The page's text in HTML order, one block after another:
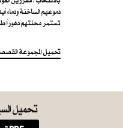
دموعهم الساخنة ودماء
تستمر محنتهم دهوراً
تحميل المجموعة
تحميل